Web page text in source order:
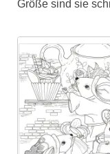
Größe sind sie